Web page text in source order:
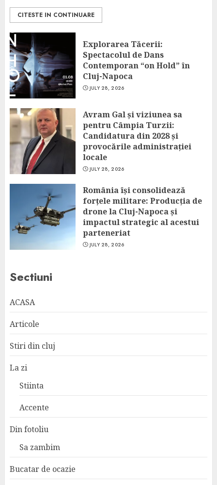
CITESTE IN CONTINUARE
Explorarea Tăcerii:
Spectacolul de Dans
Contemporan “on Hold” în
Cluj-Napoca
JULY 28, 2026
Avram Gal și viziunea sa
pentru Câmpia Turzii:
Candidatura din 2028 și
provocările administrației
locale
JULY 28, 2026
România își consolidează
forțele militare: Producția de
drone la Cluj-Napoca și
impactul strategic al acestui
parteneriat
JULY 28, 2026
Sectiuni
ACASA
Articole
Stiri din cluj
La zi
Stiinta
Accente
Din fotoliu
Sa zambim
Bucatar de ocazie